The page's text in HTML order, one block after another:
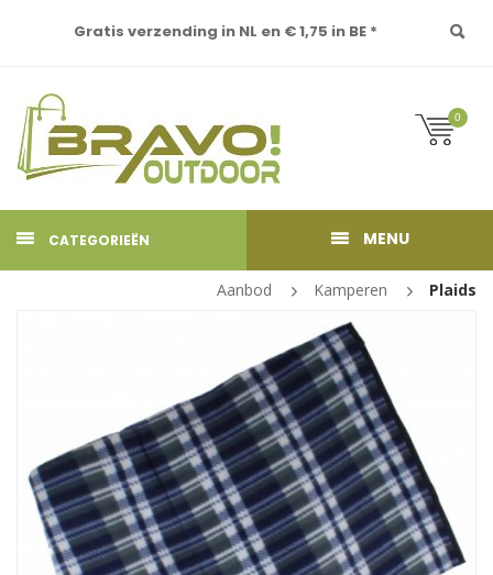
Gratis verzending in NL en € 1,75 in BE *
0
CATEGORIEËN MENU
Aanbod Kamperen Plaids